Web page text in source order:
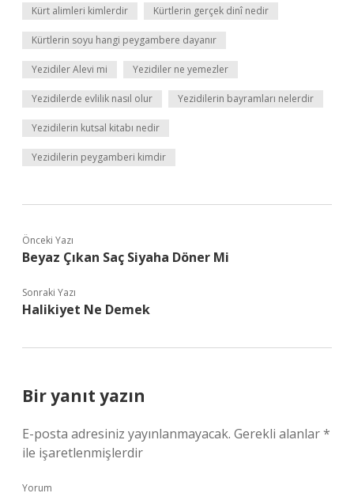
Kürt alimleri kimlerdir Kürtlerin gerçek dinî nedir
Kürtlerin soyu hangi peygambere dayanır
Yezidiler Alevi mi Yezidiler ne yemezler
Yezidilerde evlilik nasıl olur Yezidilerin bayramları nelerdir
Yezidilerin kutsal kitabı nedir
Yezidilerin peygamberi kimdir
Önceki Yazı
Beyaz Çıkan Saç Siyaha Döner Mi
Sonraki Yazı
Halikiyet Ne Demek
Bir yanıt yazın
E-posta adresiniz yayınlanmayacak. Gerekli alanlar*
ile işaretlenmişlerdir
Yorum